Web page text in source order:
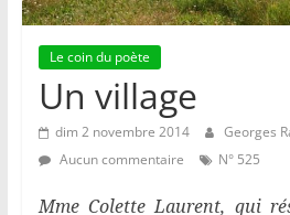
Le coin du poète
Un village
dim 2 novembre 2014 Georges
Aucun commentaire
N° 525
Mme Colette Laurent, qui